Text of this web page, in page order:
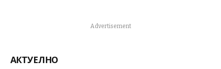
Advertisement
АКТУЕЛНО